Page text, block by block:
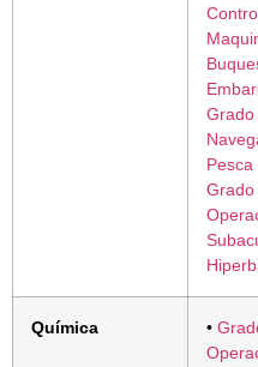
Grado
Grado
Química •